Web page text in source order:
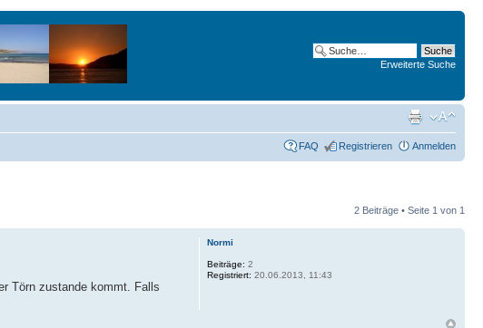
Erweiterte Suche
FAQ Registrieren Anmelden
2 Beiträge • Seite 1 von 1
Törn zustande kommt. Falls
Normi
Beiträge: 2
Registriert: 20.06.2013, 11:43